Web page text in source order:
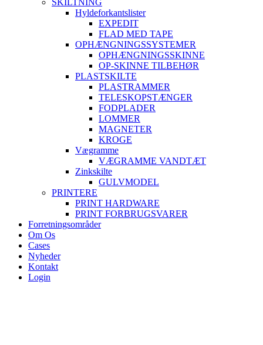
SKILTNING
Hyldeforkantslister
EXPEDIT
FLAD MED TAPE
OPHÆNGNINGSSYSTEMER
OPHÆNGNINGSSKINNE
OP-SKINNE TILBEHØR
PLASTSKILTE
PLASTRAMMER
TELESKOPSTÆNGER
FODPLADER
LOMMER
MAGNETER
KROGE
Vægramme
VÆGRAMME VANDTÆT
Zinkskilte
GULVMODEL
PRINTERE
PRINT HARDWARE
PRINT FORBRUGSVARER
Forretningsområder
Om Os
Cases
Nyheder
Kontakt
Login